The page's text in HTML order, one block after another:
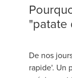
"patate
De nos
rapide'. Un